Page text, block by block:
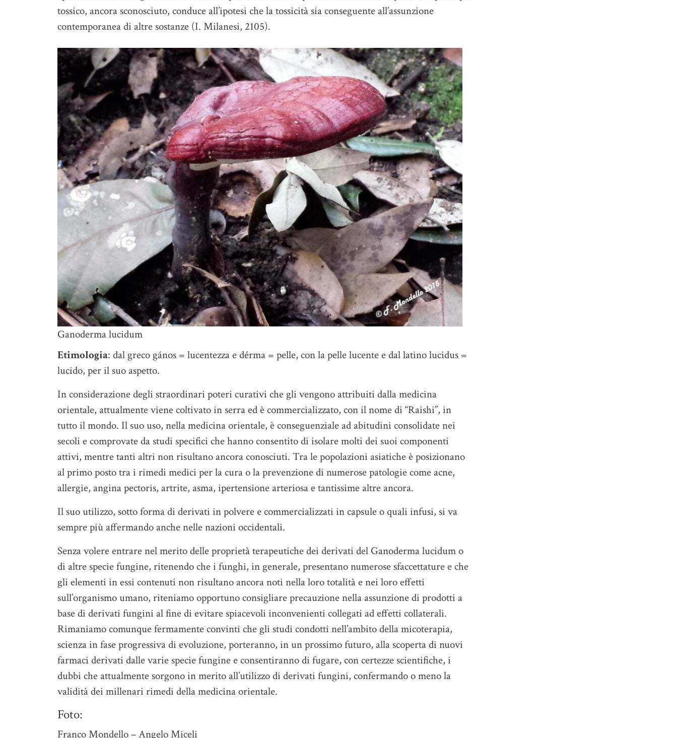
tossico, ancora sconosciuto, conduce all’ipotesi che la tossicità sia conseguente all’assunzione
contemporanea di altre sostanze (I. Milanesi, 2105).
Ganoderma lucidum
Etimologia: dal greco gános = lucentezza e dérma = pelle, con la pelle lucente e dal latino lucidus =
lucido, per il suo aspetto.
In considerazione degli straordinari poteri curativi che gli vengono attribuiti dalla medicina
orientale, attualmente viene coltivato in serra ed è commercializzato, con il nome di “Raishi”, in
tutto il mondo. Il suo uso, nella medicina orientale, è conseguenziale ad abitudini consolidate nei
secoli e comprovate da studi specifici che hanno consentito di isolare molti dei suoi componenti
attivi, mentre tanti altri non risultano ancora conosciuti. Tra le popolazioni asiatiche è posizionano
al primo posto tra i rimedi medici per la cura o la prevenzione di numerose patologie come acne,
allergie, angina pectoris, artrite, asma, ipertensione arteriosa e tantissime altre ancora.
Il suo utilizzo, sotto forma di derivati in polvere e commercializzati in capsule o quali infusi, si va
sempre più affermando anche nelle nazioni occidentali.
Senza volere entrare nel merito delle proprietà terapeutiche dei derivati del Ganoderma lucidum o
di altre specie fungine, ritenendo che i funghi, in generale, presentano numerose sfaccettature e che
gli elementi in essi contenuti non risultano ancora noti nella loro totalità e nei loro effetti
sull’organismo umano, riteniamo opportuno consigliare precauzione nella assunzione di prodotti a
base di derivati fungini al fine di evitare spiacevoli inconvenienti collegati ad effetti collaterali.
Rimaniamo comunque fermamente convinti che gli studi condotti nell’ambito della micoterapia,
scienza in fase progressiva di evoluzione, porteranno, in un prossimo futuro, alla scoperta di nuovi
farmaci derivati dalle varie specie fungine e consentiranno di fugare, con certezze scientifiche, i
dubbi che attualmente sorgono in merito all’utilizzo di derivati fungini, confermando o meno la
validità dei millenari rimedi della medicina orientale.
Foto:
Franco Mondello – Angelo Miceli